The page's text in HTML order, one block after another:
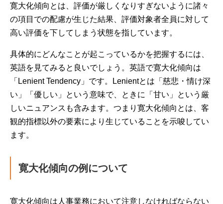
寛大化傾向とは、評価が厳しくなりすぎないように諸々
の項目での配慮が生じた結果、評価対象者全員に対して
高い評価を下してしまう状態を指しています。
具体的にどんなことが起こっているかを把握するには、
英語を見てみると良いでしょう。英語で寛大化傾向は
「Lenient Tendency」です。Lenientとは「慈悲・情け深
い」「優しい」という意味で、ときに「甘い」という厳
しいニュアンスも含みます。つまり寛大化傾向とは、客
観的指標以外の要素により生じていることを示唆してい
ます。
寛大化傾向の例について
寛大化傾向は人事業務において注意しなければならない